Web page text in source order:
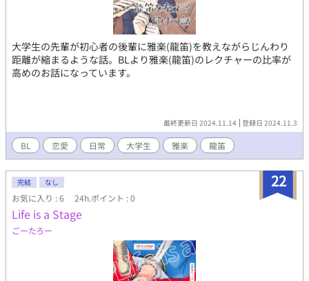
大学生の先輩が初心者の後輩に雅楽(龍笛)を教えながらじんわり
距離が縮まるような話。BLより雅楽(龍笛)のレクチャーの比率が
高めのお話になっています。
最終更新日 2024.11.14 登録日 2024.11.3
BL 恋愛 日常 大学生 雅楽 龍笛
22
完結 なし
お気に入り : 6 24h.ポイント : 0
Life is a Stage
ごーたろー